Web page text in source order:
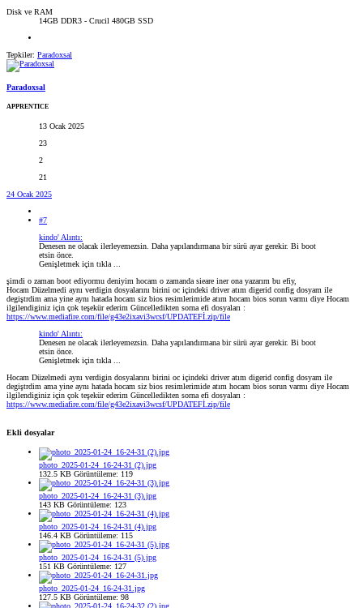
Disk ve RAM
14GB DDR3 - Crucil 480GB SSD
Tepkiler: Paradoxsal
Paradoxsal
APPRENTICE
13 Ocak 2025
23
2
21
24 Ocak 2025
#7
kindo' Alıntı:
Denesen ne olacak ilerleyemezsin. Daha yapılandırmana bir sürü ayar gerekir. Bi boot
etsin önce.
Genişletmek için tıkla ...
şimdi o zaman boot ediyormu deniyim hocam o zamanda sieare iner ona yazarım bu efiy,
Hocam Düzelmedi aynı verdigin dosyalarını birini oc içindeki driver atım digerid config dosyam ile
degiştrdim ama yine aynı hatada hocam siz bios resimlerimide atım hocam bios sorun varmı diye Hocam
ilgilendiginiz için çok teşekür ederim Güncelledikten sorna efi dosyaları :
https://www.mediafire.com/file/g43e2ixavi3wcsf/UPDATEFİ.zip/file
kindo' Alıntı:
Denesen ne olacak ilerleyemezsin. Daha yapılandırmana bir sürü ayar gerekir. Bi boot
etsin önce.
Genişletmek için tıkla ...
Hocam Düzelmedi aynı verdigin dosyalarını birini oc içindeki driver atım digerid config dosyam ile
degiştrdim ama yine aynı hatada hocam siz bios resimlerimide atım hocam bios sorun varmı diye Hocam
ilgilendiginiz için çok teşekür ederim Güncelledikten sorna efi dosyaları :
https://www.mediafire.com/file/g43e2ixavi3wcsf/UPDATEFİ.zip/file
Ekli dosyalar
photo_2025-01-24_16-24-31 (2).jpg
132.5 KB Görüntüleme: 119
photo_2025-01-24_16-24-31 (3).jpg
143 KB Görüntüleme: 123
photo_2025-01-24_16-24-31 (4).jpg
146.4 KB Görüntüleme: 115
photo_2025-01-24_16-24-31 (5).jpg
151 KB Görüntüleme: 127
photo_2025-01-24_16-24-31.jpg
127.5 KB Görüntüleme: 98